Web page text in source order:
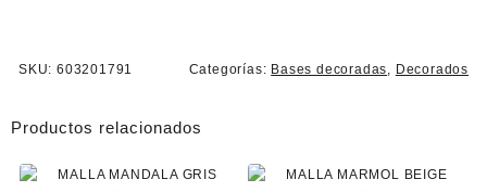
SKU: 603201791 Categorías: Bases decoradas, Decorados
Productos relacionados